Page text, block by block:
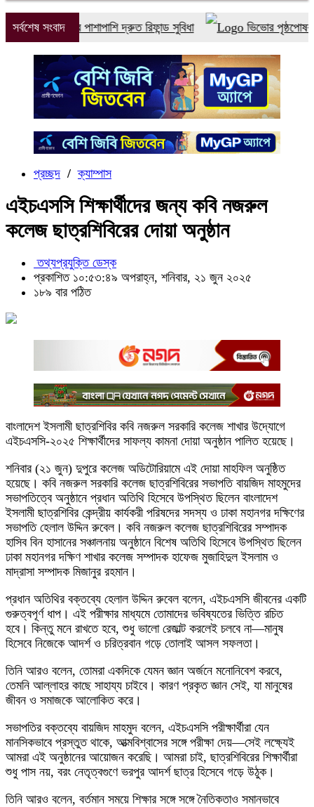
সর্বশেষ সংবাদ
বুকিংয়ের পাশাপাশি দ্রুত রিফান্ড সুবিধা ভিভোর পৃষ্ঠপোষকতায়
প্রচ্ছদ /ক্যাম্পাস
এইচএসসি শিক্ষার্থীদের জন্য কবি নজরুল
কলেজ ছাত্রশিবিরের দোয়া অনুষ্ঠান
তথ্যপ্রযুক্তি ডেস্ক
প্রকাশিত ১০:৫৩:৪৯ অপরাহ্ন, শনিবার, ২১ জুন ২০২৫
১৮৯ বার পঠিত
বাংলাদেশ ইসলামী ছাত্রশিবির কবি নজরুল সরকারি কলেজ শাখার উদ্যোগে
এইচএসসি-২০২৫ শিক্ষার্থীদের সাফল্য কামনা দোয়া অনুষ্ঠান পালিত হয়েছে।
শনিবার (২১ জুন) দুপুরে কলেজ অডিটোরিয়ামে এই দোয়া মাহফিল অনুষ্ঠিত
হয়েছে। কবি নজরুল সরকারি কলেজ ছাত্রশিবিরের সভাপতি বায়জিদ মাহমুদের
সভাপতিত্বে অনুষ্ঠানে প্রধান অতিথি হিসেবে উপস্থিত ছিলেন বাংলাদেশ
ইসলামী ছাত্রশিবির কেন্দ্রীয় কার্যকরী পরিষদের সদস্য ও ঢাকা মহানগর দক্ষিণের
সভাপতি হেলাল উদ্দিন রুবেল। কবি নজরুল কলেজ ছাত্রশিবিরের সম্পাদক
হাসিব বিন হাসানের সঞ্চালনায় অনুষ্ঠানে বিশেষ অতিথি হিসেবে উপস্থিত ছিলেন
ঢাকা মহানগর দক্ষিণ শাখার কলেজ সম্পাদক হাফেজ মুজাহিদুল ইসলাম ও
মাদ্রাসা সম্পাদক মিজানুর রহমান।
প্রধান অতিথির বক্তব্যে হেলাল উদ্দিন রুবেল বলেন, এইচএসসি জীবনের একটি
গুরুত্বপূর্ণ ধাপ। এই পরীক্ষার মাধ্যমে তোমাদের ভবিষ্যতের ভিত্তি রচিত
হবে। কিন্তু মনে রাখতে হবে, শুধু ভালো রেজাল্ট করলেই চলবে না—মানুষ
হিসেবে নিজেকে আদর্শ ও চরিত্রবান গড়ে তোলাই আসল সফলতা।
তিনি আরও বলেন, তোমরা একদিকে যেমন জ্ঞান অর্জনে মনোনিবেশ করবে,
তেমনি আল্লাহর কাছে সাহায্য চাইবে। কারণ প্রকৃত জ্ঞান সেই, যা মানুষের
জীবন ও সমাজকে আলোকিত করে।
সভাপতির বক্তব্যে বায়জিদ মাহমুদ বলেন, এইচএসসি পরীক্ষার্থীরা যেন
মানসিকভাবে প্রস্তুত থাকে, আত্মবিশ্বাসের সঙ্গে পরীক্ষা দেয়—সেই লক্ষ্যেই
আমরা এই অনুষ্ঠানের আয়োজন করেছি। আমরা চাই, ছাত্রশিবিরের শিক্ষার্থীরা
শুধু পাস নয়, বরং নেতৃত্বগুণে ভরপুর আদর্শ ছাত্র হিসেবে গড়ে উঠুক।
তিনি আরও বলেন, বর্তমান সময়ে শিক্ষার সঙ্গে সঙ্গে নৈতিকতাও সমানভাবে